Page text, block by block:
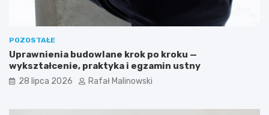
POZOSTAŁE
Uprawnienia budowlane krok po kroku —
wykształcenie, praktyka i egzamin ustny
28 lipca 2026 Rafał Malinowski